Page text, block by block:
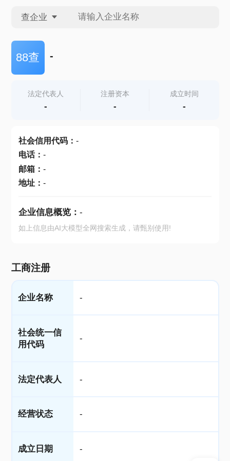
查企业
查企业
查产地
88查 -
法定代表人
-
注册资本
-
成立时间
-
社会信用代码： -
电话： -
邮箱： -
地址： -
企业信息概览： -
如上信息由AI大模型全网搜索生成，请甄别使用!
工商注册
企业名称 -
社会统一信
用代码
-
法定代表人 -
经营状态 -
成立日期 -